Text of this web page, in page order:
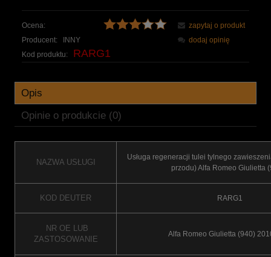
Ocena:
Producent:
INNY
Kod produktu:
RARG1
zapytaj o produkt
dodaj opinię
Opis
Opinie o produkcie (0)
NAZWA USŁUGI
Usługa regeneracji tulei tylnego
przodu) Alfa Romeo Giulietta
KOD DEUTER RARG1
NR OE LUB
ZASTOSOWANIE
Alfa Romeo Giulietta (940)